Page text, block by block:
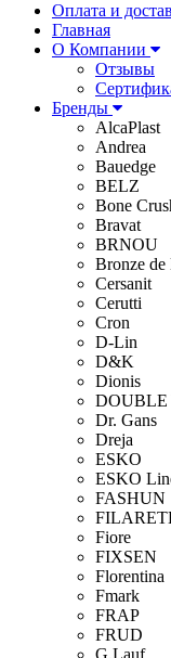
Оплата и
Главная
О Компании
Отзывы
Бренды
AlcaPlast
Andrea
Bauedge
BELZ
Bone
Bravat
BRNOU
Bronze de
Cersanit
Cerutti
Cron
D-Lin
D&K
Dionis
DOUBLE
Dr. Gans
Dreja
ESKO
ESKO
FASHUN
Fiore
FIXSEN
Florentina
Fmark
FRAP
FRUD
G.Lauf